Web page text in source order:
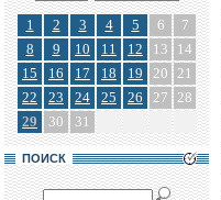
1 2 3 4 5 6
7
8
9 10 11 12 13
14
15
16 17 18 19 20 21
22
23 24 25 26 27 28
29
30 31
ПОИСК